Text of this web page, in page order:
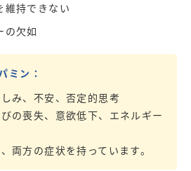
維持できない
の欠如
ミン：
しみ、不安、否定的思考
びの喪失、意欲低下、エネルギー
両方の症状を持っています。